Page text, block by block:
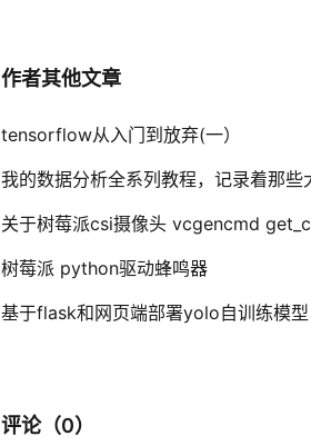
作者其他文章
tensorflow从入门到放弃(一）
我的数据分析全系列教程，记录着那些
关于树莓派csi摄像头 vcgencmd
树莓派 python驱动蜂鸣器
基于flask和网页端部署yolo自训练模型
评论（0）